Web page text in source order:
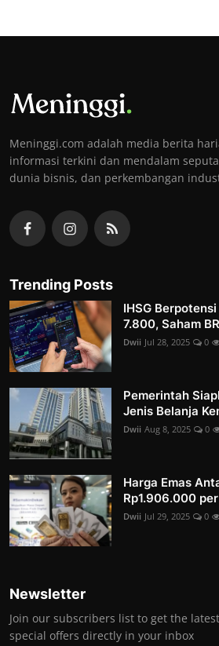
Meninggi.com adalah media berita
informasi terkini dan mendalam
dunia bisnis, dan perkembangan
Trending Posts
IHSG
7.800, Saham
Dwii Jul 28, 2025 0
Pemerintah
Jenis Belanja
Dwii Aug 8, 2025 0
Harga Emas
Rp1.906.000
Dwii Jul 29, 2025 0
Newsletter
Join our subscribers list to get the
special offers directly in your inbox